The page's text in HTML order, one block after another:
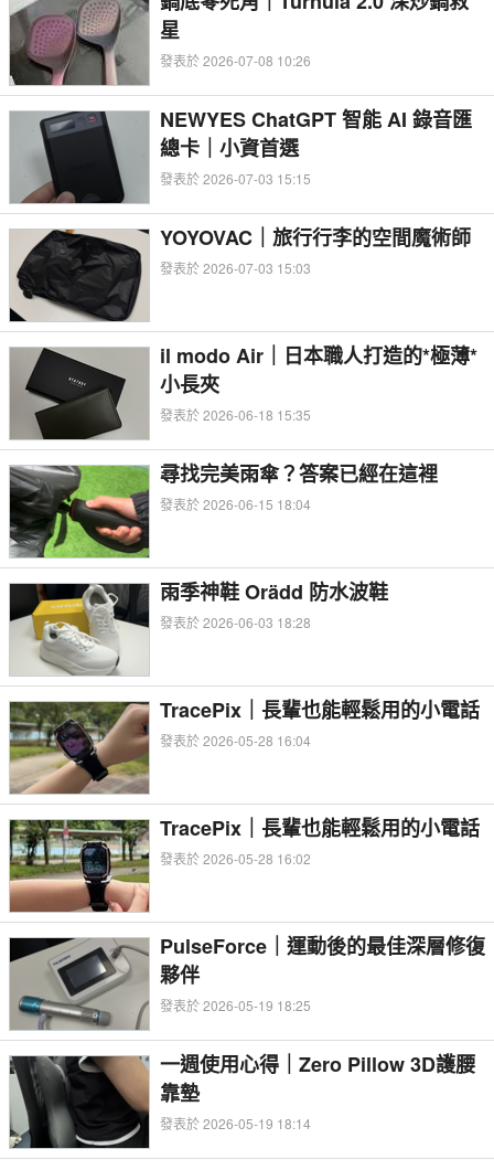
星
發表於 2026-07-08 10:26
NEWYES ChatGPT 智能 AI 錄音匯
總卡｜小資首選
發表於 2026-07-03 15:15
YOYOVAC｜旅行行李的空間魔術師
發表於 2026-07-03 15:03
il modo Air｜日本職人打造的*極薄*
小長夾
發表於 2026-06-18 15:35
尋找完美雨傘？答案已經在這裡
發表於 2026-06-15 18:04
雨季神鞋 Orädd 防水波鞋
發表於 2026-06-03 18:28
TracePix｜長輩也能輕鬆用的小電話
發表於 2026-05-28 16:04
TracePix｜長輩也能輕鬆用的小電話
發表於 2026-05-28 16:02
PulseForce｜運動後的最佳深層修復
夥伴
發表於 2026-05-19 18:25
一週使用心得｜Zero Pillow 3D護腰
靠墊
發表於 2026-05-19 18:14